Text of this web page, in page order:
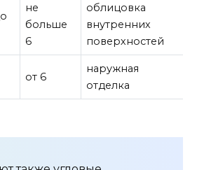
не
больше
6
облицовка
внутренних
поверхностей
от 6
наружная
отделка